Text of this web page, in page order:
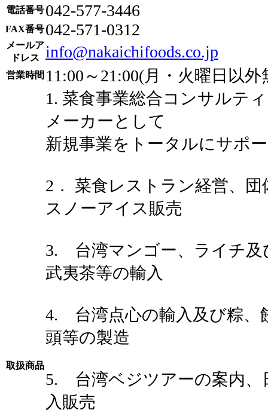
電話番号042-577-3446
FAX番号042-571-0312
メールア
ドレス
info@nakaichifoods.co.jp
営業時間 11:00～21:00(月・火曜日以外
取扱商品
1. 菜食事業総合コンサルテ
メーカーとして
新規事業をトータルにサポ
2． 菜食レストラン経営、
スノーアイス販売
3. 台湾マンゴー、ライチ及
武夷茶等の輸入
4. 台湾点心の輸入及び粽、
頭等の製造
5. 台湾ベジツアーの案内、
入販売